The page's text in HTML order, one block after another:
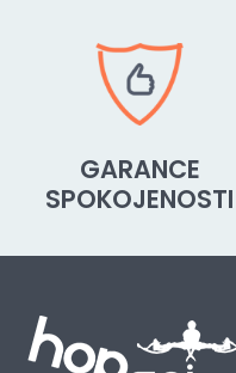
GARANCE
SPOKOJENOSTI